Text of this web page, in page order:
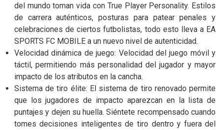
del mundo toman vida con True Player Personality. Estilos
de carrera auténticos, posturas para patear penales y
celebraciones de ciertos futbolistas, todo esto lleva a EA
SPORTS FC MOBILE a un nuevo nivel de autenticidad.
Velocidad dinámica de juego: Velocidad del juego móvil y
táctil, permitiendo más personalidad del jugador y mayor
impacto de los atributos en la cancha.
Sistema de tiro élite: El sistema de tiro renovado permite
que los jugadores de impacto aparezcan en la lista de
puntajes y dejen su huella. Siéntete recompensado cuando
tomes decisiones inteligentes de tiro dentro y fuera del